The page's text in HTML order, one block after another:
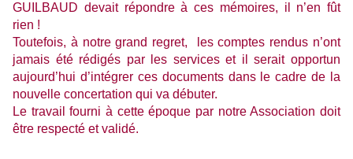
GUILBAUD devait répondre à ces mémoires, il n’en fût
rien !
Toutefois, à notre grand regret, les comptes rendus n’ont
jamais été rédigés par les services et il serait opportun
aujourd’hui d’intégrer ces documents dans le cadre de la
nouvelle concertation qui va débuter.
Le travail fourni à cette époque par notre Association doit
être respecté et validé.